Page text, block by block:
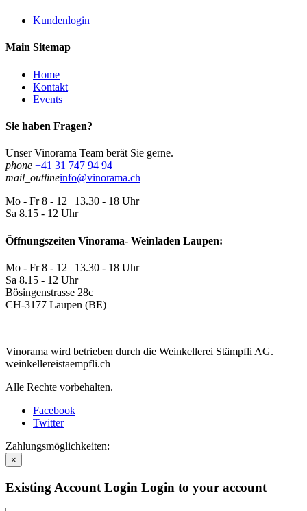
Kundenlogin
Main Sitemap
Home
Kontakt
Events
Sie haben Fragen?
Unser Vinorama Team berät Sie gerne.
phone +41 31 747 94 94
mail_outlineinfo@vinorama.ch
Mo - Fr8 - 12 | 13.30 - 18 Uhr
Sa 8.15 - 12 Uhr
Öffnungszeiten Vinorama- Weinladen Laupen:
Mo - Fr8 - 12 | 13.30 - 18 Uhr
Sa 8.15 - 12 Uhr
Bösingenstrasse 28c
CH-3177 Laupen (BE)
Vinorama wird betrieben durch die Weinkellerei Stämpfli AG.
weinkellereistaempfli.ch
Alle Rechte vorbehalten.
Facebook
Twitter
Zahlungsmöglichkeiten:
×
Existing Account Login Login to your account